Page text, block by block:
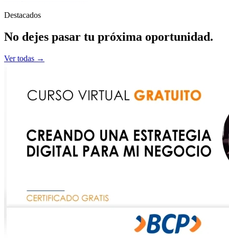
Destacados
No dejes pasar tu próxima oportunidad.
Ver todas →